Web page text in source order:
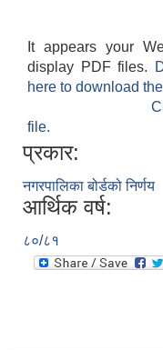
It appears your
display PDF files.
here to download
file.
प्रकार:
नगरपालिका बोर्डको निर्णय
आर्थिक वर्ष:
८०/८१